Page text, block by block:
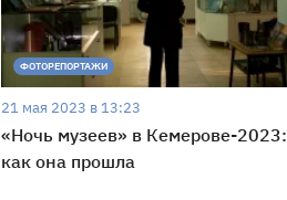
ФОТОРЕПОРТАЖИ
21 мая 2023 в 13:23
«Ночь музеев» в Кемерове-2023:
как она прошла